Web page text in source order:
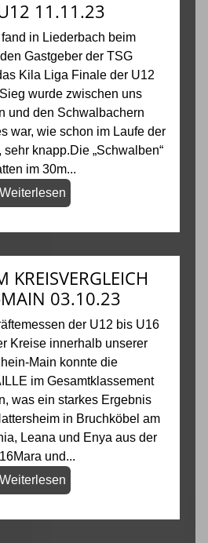
11.11.23
in Liederbach beim
Gastgeber der TSG
Kila Liga Finale der U12
wurde zwischen uns
und den Schwalbachern
war, wie schon im Laufe der
knapp.Die „Schwalben“
im 30m...
Weiterlesen
KREISVERGLEICH
03.10.23
der U12 bis U16
Kreise innerhalb unserer
Main konnte die
im Gesamtklassement
was ein starkes Ergebnis
in Bruchköbel am
Leana und Enya aus der
und...
Weiterlesen